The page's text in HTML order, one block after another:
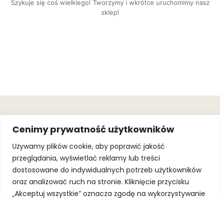
Cenimy prywatność użytkowników
Używamy plików cookie, aby poprawić jakość
przeglądania, wyświetlać reklamy lub treści
dostosowane do indywidualnych potrzeb użytkowników
oraz analizować ruch na stronie. Kliknięcie przycisku
„Akceptuj wszystkie” oznacza zgodę na wykorzystywanie
Szykuje się coś wielkiego! Tworzymy i wkrótce uruchomimy nasz
sklep!
+48 510 070
090
SOLEC 81B LOK.
A66,
WARSZAWA
JOIN OUR
MAILING
By subscribing,
you agree to
ourTerms of
UseandPrivacy
OBSŁUGA
KLIENTA
Gwarancja
.
.